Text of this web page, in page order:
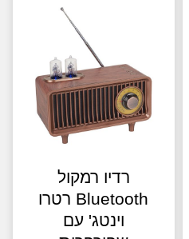
רדיו רמקול
Bluetooth רטרו
וינטג' עם